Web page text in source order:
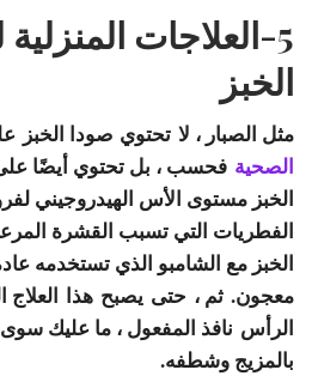
5-العلاجات
الخبز
مثل الصبار ، لا تحتوي صودا الخبز
الصحية فحسب ، بل تحتوي أيضًا
الخبز مستوى الأس الهيدروجيني
الفطريات التي تسبب القشرة
الخبز مع الشامبو الذي تستخدمه
معجون. ثم ، حتى يصبح هذا
الرأس نافذ المفعول ، ما عليك
بالمزيج وشطفه.